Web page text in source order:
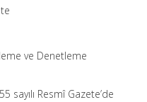
ve Denetleme
sayılı Resmî Gazete’de